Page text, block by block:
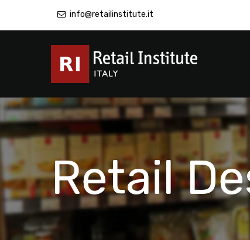
info@retailinstitute.it
Retail